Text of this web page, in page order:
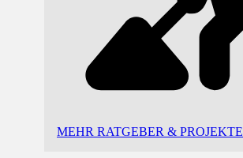
MEHR RATGEBER & PROJEKTE